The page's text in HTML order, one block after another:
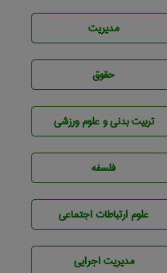
مديريت
حقوق
تربيت بدنی و علوم ورزشی
فلسفه
علوم ارتباطات اجتماعی
مديريت اجرايی